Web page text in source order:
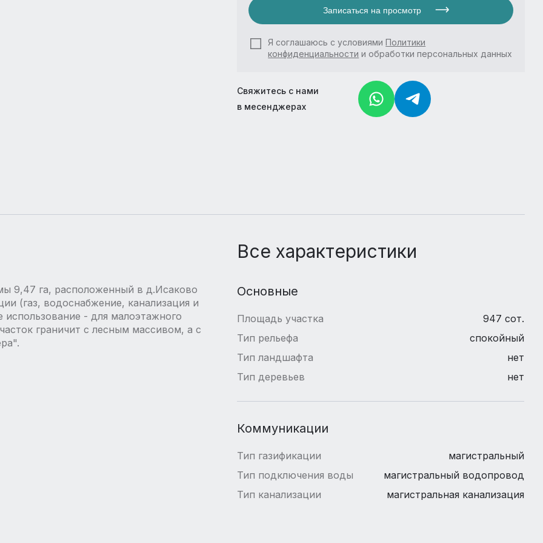
Записаться на просмотр
Я соглашаюсь с условиямиПолитики
конфиденциальности и обработки персональных данных
Свяжитесь с нами
в месенджерах
9,47 га, расположенный в д.Исаково
(газ, водоснабжение, канализация и
- для малоэтажного
граничит с лесным массивом, а с
Все характеристики
Основные
Площадь участка
947 сот.
Тип рельефа
спокойный
Тип ландшафта
нет
Тип деревьев
нет
Коммуникации
Тип газификации
магистральный
Тип подключения воды
магистральный водопровод
Тип канализации
магистральная канализация